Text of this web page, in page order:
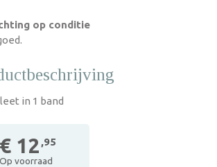
op conditie
in 1 band
€ 12 ,95
Op voorraad